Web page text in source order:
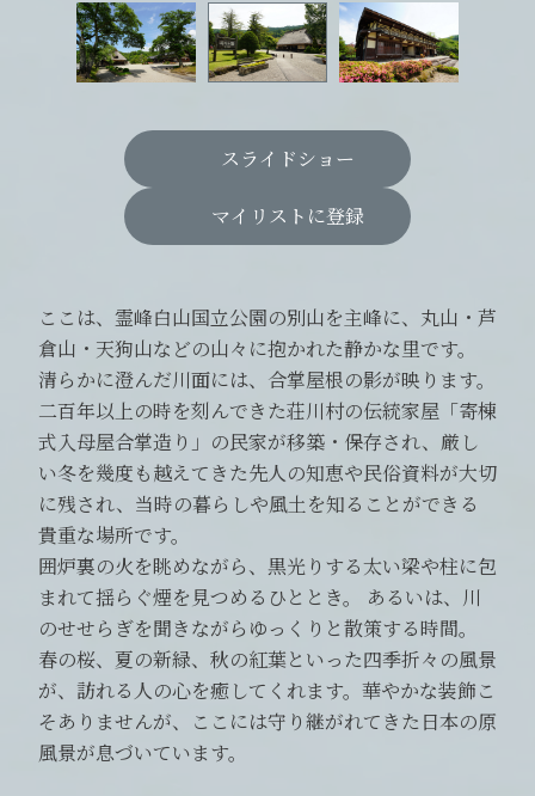
ここは、霊峰白山国立公園の別山を主峰に、丸山・芦
倉山・天狗山などの山々に抱かれた静かな里です。
清らかに澄んだ川面には、合掌屋根の影が映ります。
二百年以上の時を刻んできた荘川村の伝統家屋「寄棟
式入母屋合掌造り」の民家が移築・保存され、厳し
い冬を幾度も越えてきた先人の知恵や民俗資料が大切
に残され、当時の暮らしや風土を知ることができる
貴重な場所です。
囲炉裏の火を眺めながら、黒光りする太い梁や柱に包
まれて揺らぐ煙を見つめるひととき。 あるいは、川
のせせらぎを聞きながらゆっくりと散策する時間。
春の桜、夏の新緑、秋の紅葉といった四季折々の風景
が、訪れる人の心を癒してくれます。華やかな装飾こ
そありませんが、ここには守り継がれてきた日本の原
風景が息づいています。
スライドショー
マイリストに登録